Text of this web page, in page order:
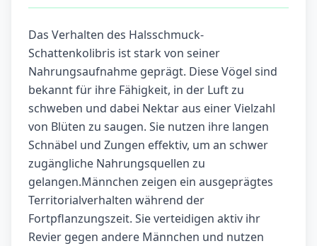
Das Verhalten des Halsschmuck-
Schattenkolibris ist stark von seiner
Nahrungsaufnahme geprägt. Diese Vögel sind
bekannt für ihre Fähigkeit, in der Luft zu
schweben und dabei Nektar aus einer Vielzahl
von Blüten zu saugen. Sie nutzen ihre langen
Schnäbel und Zungen effektiv, um an schwer
zugängliche Nahrungsquellen zu
gelangen.Männchen zeigen ein ausgeprägtes
Territorialverhalten während der
Fortpflanzungszeit. Sie verteidigen aktiv ihr
Revier gegen andere Männchen und nutzen